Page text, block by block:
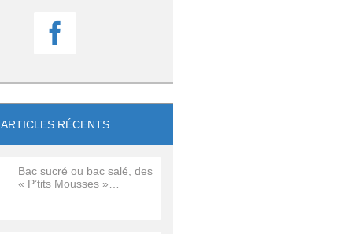

ARTICLES RÉCENTS
Bac sucré ou bac salé, des
« P’tits Mousses »…